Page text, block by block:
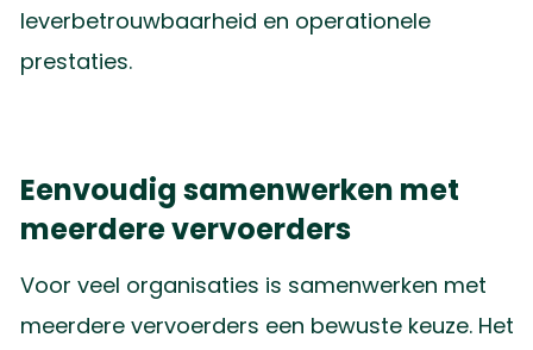
leverbetrouwbaarheid en operationele
prestaties.
Eenvoudig samenwerken met
meerdere vervoerders
Voor veel organisaties is samenwerken met
meerdere vervoerders een bewuste keuze. Het